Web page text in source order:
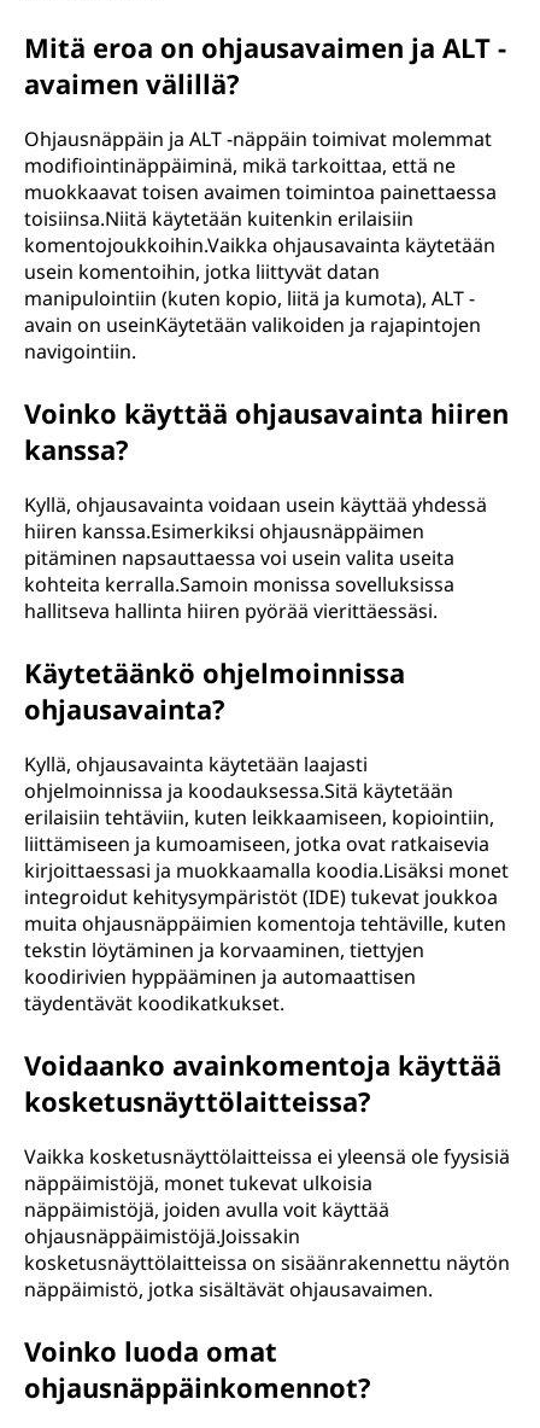
Mitä eroa on ohjausavaimen ja ALT -
avaimen välillä?
Ohjausnäppäin ja ALT -näppäin toimivat molemmat
modifiointinäppäiminä, mikä tarkoittaa, että ne
muokkaavat toisen avaimen toimintoa painettaessa
toisiinsa.Niitä käytetään kuitenkin erilaisiin
komentojoukkoihin.Vaikka ohjausavainta käytetään
usein komentoihin, jotka liittyvät datan
manipulointiin (kuten kopio, liitä ja kumota), ALT -
avain on useinKäytetään valikoiden ja rajapintojen
navigointiin.
Voinko käyttää ohjausavainta hiiren
kanssa?
Kyllä, ohjausavainta voidaan usein käyttää yhdessä
hiiren kanssa.Esimerkiksi ohjausnäppäimen
pitäminen napsauttaessa voi usein valita useita
kohteita kerralla.Samoin monissa sovelluksissa
hallitseva hallinta hiiren pyörää vierittäessäsi.
Käytetäänkö ohjelmoinnissa
ohjausavainta?
Kyllä, ohjausavainta käytetään laajasti
ohjelmoinnissa ja koodauksessa.Sitä käytetään
erilaisiin tehtäviin, kuten leikkaamiseen, kopiointiin,
liittämiseen ja kumoamiseen, jotka ovat ratkaisevia
kirjoittaessasi ja muokkaamalla koodia.Lisäksi monet
integroidut kehitysympäristöt (IDE) tukevat joukkoa
muita ohjausnäppäimien komentoja tehtäville, kuten
tekstin löytäminen ja korvaaminen, tiettyjen
koodirivien hyppääminen ja automaattisen
täydentävät koodikatkukset.
Voidaanko avainkomentoja käyttää
kosketusnäyttölaitteissa?
Vaikka kosketusnäyttölaitteissa ei yleensä ole fyysisiä
näppäimistöjä, monet tukevat ulkoisia
näppäimistöjä, joiden avulla voit käyttää
ohjausnäppäimistöjä.Joissakin
kosketusnäyttölaitteissa on sisäänrakennettu näytön
näppäimistö, jotka sisältävät ohjausavaimen.
Voinko luoda omat
ohjausnäppäinkomennot?